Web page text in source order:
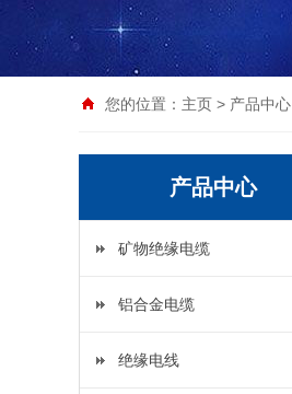
您的位置： 主页 > 产品中心
产品中心
矿物绝缘电缆
铝合金电缆
绝缘电线